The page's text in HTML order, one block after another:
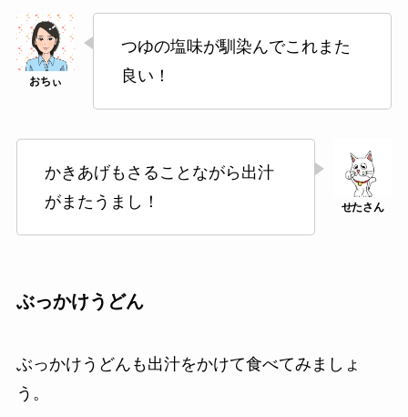
つゆの塩味が馴染んでこれまた
良い！
かきあげもさることながら出汁
がまたうまし！
ぶっかけうどん
ぶっかけうどんも出汁をかけて食べてみましょ
う。